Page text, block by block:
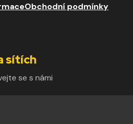
Obchodní podmínky
sítích
se s námi